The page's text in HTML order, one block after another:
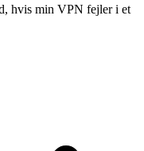
hvis min VPN fejler i et